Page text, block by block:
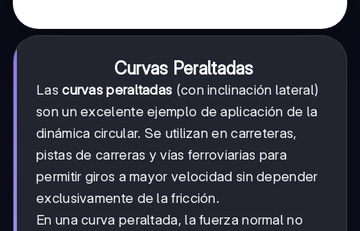
Curvas Peraltadas
Lascurvas peraltadas (con inclinación lateral)
son un excelente ejemplo de aplicación de la
dinámica circular. Se utilizan en carreteras,
pistas de carreras y vías ferroviarias para
permitir giros a mayor velocidad sin depender
exclusivamente de la fricción.
En una curva peraltada, la fuerza normal no